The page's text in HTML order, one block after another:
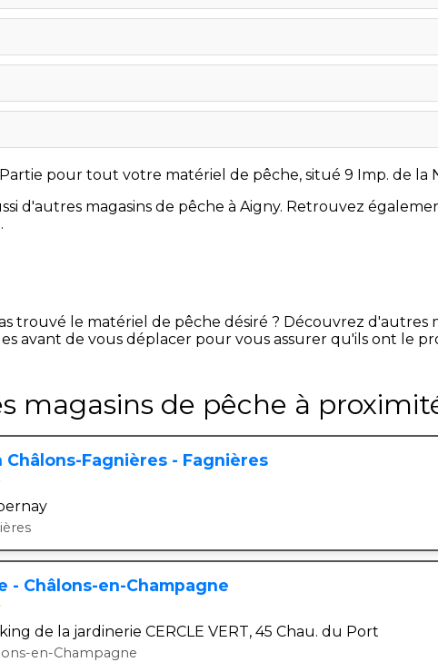
pour tout votre matériel de pêche, situé 9 Imp. de la
d'autres magasins de pêche à Aigny. Retrouvez
.
trouvé le matériel de pêche désiré ? Découvrez d'autres
avant de vous déplacer pour vous assurer qu'ils ont le
magasins de pêche à
Châlons-Fagnières - Fagnières
- Châlons-en-Champagne
de la jardinerie CERCLE VERT, 45 Chau. du Port
en-Champagne